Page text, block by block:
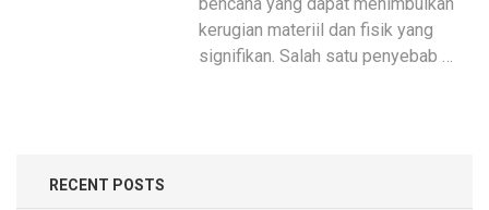
kerugian materiil dan fisik yang
signifikan. Salah satu penyebab …
RECENT POSTS